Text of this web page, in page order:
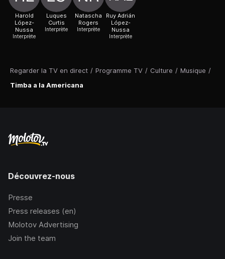
Regarder la TV en direct / Programme TV / Culture / Musique /
Timba a la Americana
Harold
López-
Nussa
Interprète
Luques
Curtis
Interprète
Natascha
Rogers
Interprète
Ruy Adrián
López-
Nussa
Interprète
Découvrez-nous
Presse
Press releases (en)
Molotov Advertising
Join the team